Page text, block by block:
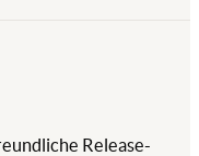
Release-